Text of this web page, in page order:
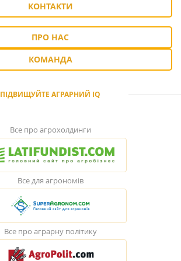
КОНТАКТИ
ПРО НАС
КОМАНДА
ПІДВИЩУЙТЕ АГРАРНИЙ IQ
Все про агрохолдинги
Все для агрономів
Все про аграрну політику